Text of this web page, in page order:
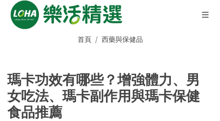
首頁 西藥與保健品
瑪卡功效有哪些？增強體力、男
女吃法、瑪卡副作用與瑪卡保健
食品推薦